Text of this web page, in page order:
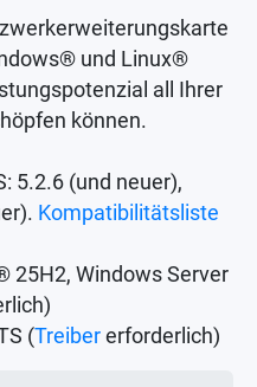
und Linux®
all Ihrer
können.
5.2.6 (und neuer),
Kompatibilitätsliste
25H2, Windows Server
(Treiber erforderlich)